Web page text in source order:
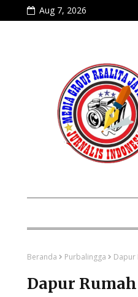
Aug 7, 2026
Beranda Purbalingga Dapur
Dapur